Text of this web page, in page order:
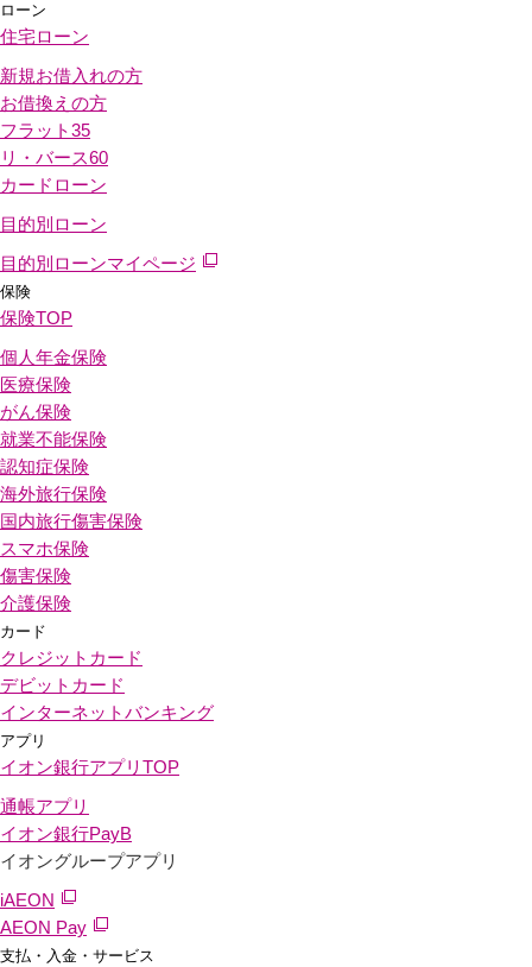
ローン
住宅ローン
新規お借入れの方
お借換えの方
フラット35
リ・バース60
カードローン
目的別ローン
目的別ローンマイページ
保険
保険TOP
個人年金保険
医療保険
がん保険
就業不能保険
認知症保険
海外旅行保険
国内旅行傷害保険
スマホ保険
傷害保険
介護保険
カード
クレジットカード
デビットカード
インターネットバンキング
アプリ
イオン銀行アプリ TOP
通帳アプリ
イオン銀行PayB
イオングループアプリ
iAEON
AEON Pay
支払・入金・サービス